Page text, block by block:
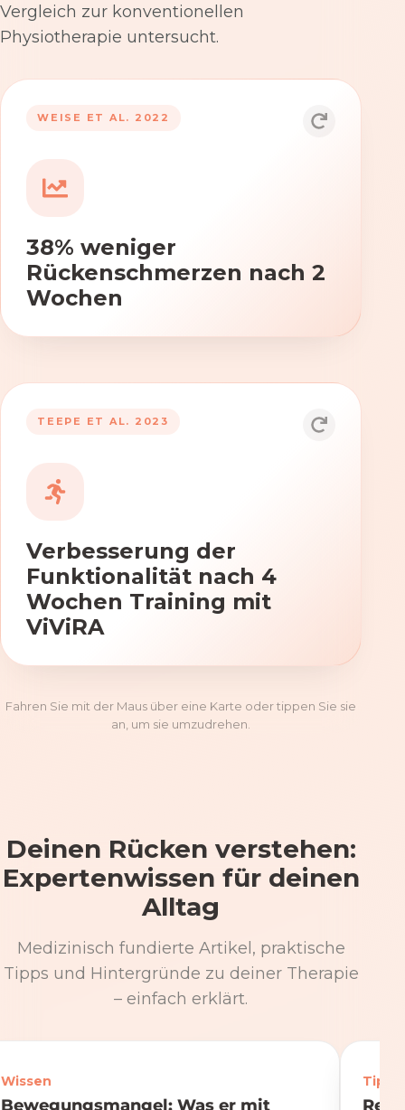
Vergleich zur konventionellen
Physiotherapie untersucht.
WEISE ET AL. 2022
38% weniger
Rückenschmerzen nach 2
Wochen
53% nach 12 Wochen
TEEPE ET AL. 2023
Verbesserung der
Funktionalität nach 4
Wochen Training mit
ViViRA
Durch die Anwendung von ViViRA
Beweglichkeit und Koordination nach
Fahren Sie mit der Maus über eine Karte oder tippen Sie sie
an, um sie umzudrehen.
Deinen Rücken verstehen:
Expertenwissen für deinen
Alltag
Medizinisch fundierte Artikel, praktische
Tipps und Hintergründe zu deiner Therapie
– einfach erklärt.
Wissen
Bewegungsmangel: Was er mit
Tipps